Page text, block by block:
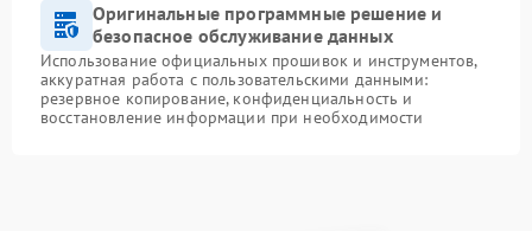
Оригинальные программные решение и
безопасное обслуживание данных
Использование официальных прошивок и инструментов,
аккуратная работа с пользовательскими данными:
резервное копирование, конфиденциальность и
восстановление информации при необходимости